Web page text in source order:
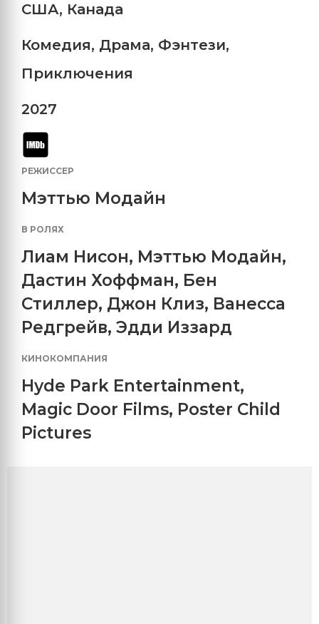
США, Канада
Комедия, Драма, Фэнтези,
Приключения
2027
РЕЖИССЕР
Мэттью Модайн
В РОЛЯХ
Лиам Нисон, Мэттью Модайн,
Дастин Хоффман, Бен
Стиллер, Джон Клиз, Ванесса
Редгрейв, Эдди Иззард
КИНОКОМПАНИЯ
Hyde Park Entertainment,
Magic Door Films, Poster Child
Pictures